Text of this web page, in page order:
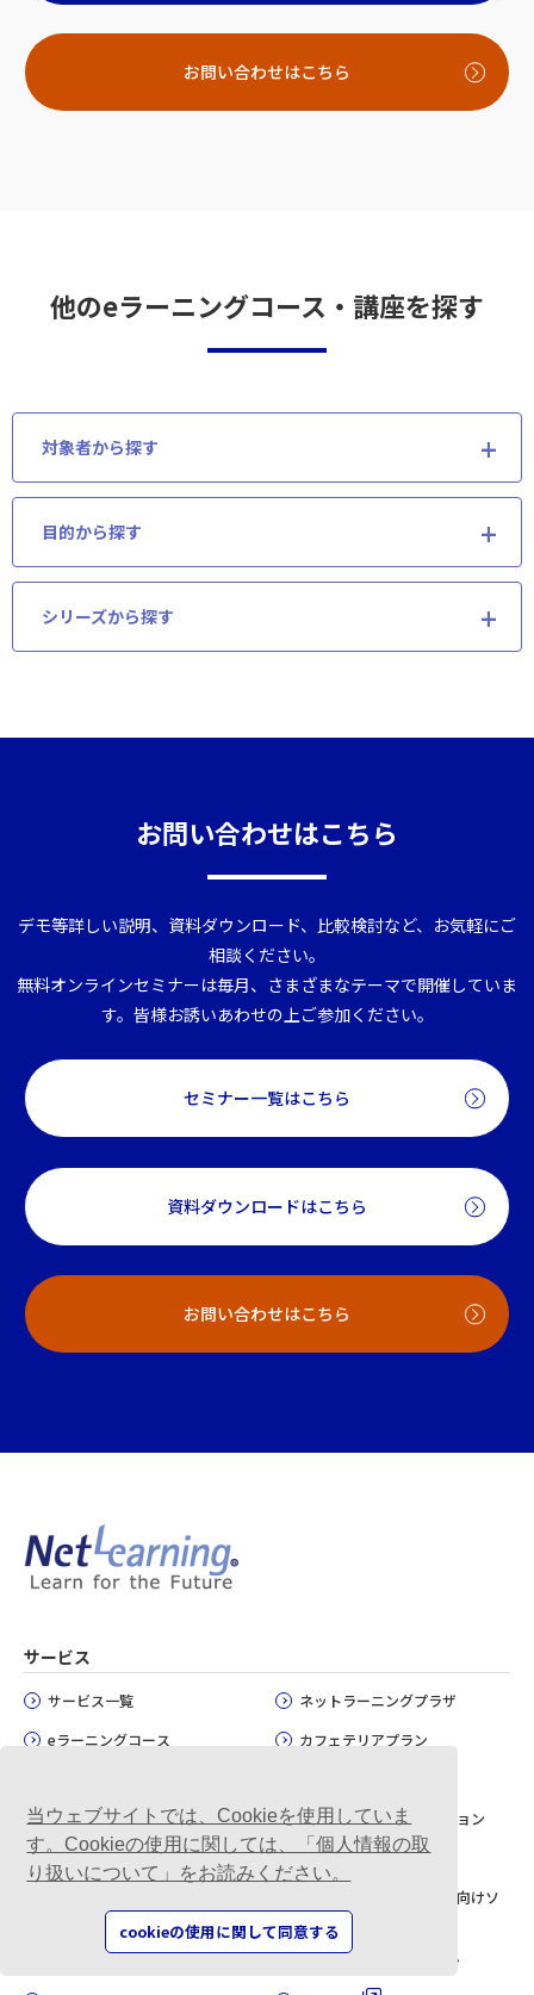
当ウェブサイトでは、Cookieを使用していま
す。Cookieの使用に関しては、「個人情報の取
り扱いについて」をお読みください。
cookieの使用に関して同意する
お問い合わせはこちら
他のeラーニングコース・講座を探す
対象者から探す
目的から探す
シリーズから探す
お問い合わせはこちら
デモ等詳しい説明、資料ダウンロード、比較検討など、お気軽にご
相談ください。
無料オンラインセミナーは毎月、さまざまなテーマで開催していま
す。皆様お誘いあわせの上ご参加ください。
セミナー一覧はこちら
資料ダウンロードはこちら
お問い合わせはこちら
サービス
サービス一覧
eラーニングコース
Multiverse
かんたんeラーニング・
ContentsPRO
eラーニングコンテンツ制作
ネットラーニングプラザ
カフェテリアプラン
講師派遣研修ソリューション
Zoom×LMS
学校・学習塾・教育機関向けソ
リューション
自治体DXソリューション